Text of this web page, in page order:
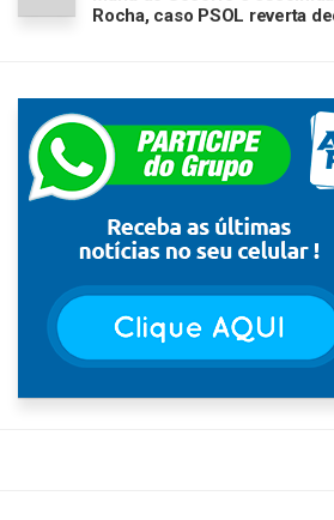
Rocha, caso PSOL reverta